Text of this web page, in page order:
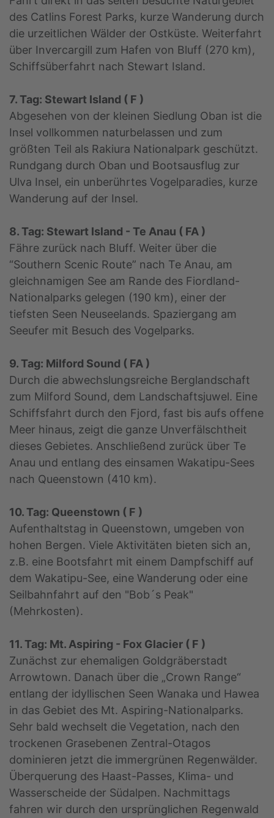
des Catlins Forest Parks, kurze Wanderung durch
die urzeitlichen Wälder der Ostküste. Weiterfahrt
über Invercargill zum Hafen von Bluff (270 km),
Schiffsüberfahrt nach Stewart Island.
7. Tag: Stewart Island ( F )
Abgesehen von der kleinen Siedlung Oban ist die
Insel vollkommen naturbelassen und zum
größten Teil als Rakiura Nationalpark geschützt.
Rundgang durch Oban und Bootsausflug zur
Ulva Insel, ein unberührtes Vogelparadies, kurze
Wanderung auf der Insel.
8. Tag: Stewart Island - Te Anau ( FA )
Fähre zurück nach Bluff. Weiter über die
“Southern Scenic Route” nach Te Anau, am
gleichnamigen See am Rande des Fiordland-
Nationalparks gelegen (190 km), einer der
tiefsten Seen Neuseelands. Spaziergang am
Seeufer mit Besuch des Vogelparks.
9. Tag: Milford Sound ( FA )
Durch die abwechslungsreiche Berglandschaft
zum Milford Sound, dem Landschaftsjuwel. Eine
Schiffsfahrt durch den Fjord, fast bis aufs offene
Meer hinaus, zeigt die ganze Unverfälschtheit
dieses Gebietes. Anschließend zurück über Te
Anau und entlang des einsamen Wakatipu-Sees
nach Queenstown (410 km).
10. Tag: Queenstown ( F )
Aufenthaltstag in Queenstown, umgeben von
hohen Bergen. Viele Aktivitäten bieten sich an,
z.B. eine Bootsfahrt mit einem Dampfschiff auf
dem Wakatipu-See, eine Wanderung oder eine
Seilbahnfahrt auf den "Bob´s Peak"
(Mehrkosten).
11. Tag: Mt. Aspiring - Fox Glacier ( F )
Zunächst zur ehemaligen Goldgräberstadt
Arrowtown. Danach über die „Crown Range“
entlang der idyllischen Seen Wanaka und Hawea
in das Gebiet des Mt. Aspiring-Nationalparks.
Sehr bald wechselt die Vegetation, nach den
trockenen Grasebenen Zentral-Otagos
dominieren jetzt die immergrünen Regenwälder.
Überquerung des Haast-Passes, Klima- und
Wasserscheide der Südalpen. Nachmittags
fahren wir durch den ursprünglichen Regenwald